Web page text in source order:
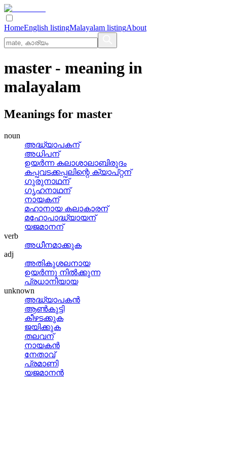
HomeEnglish listingMalayalam listingAbout
master- meaning in
malayalam
Meanings for master
noun
അദ്ധ്യാപകന്
അധിപന്
ഉയര്‍ന്ന കലാശാലാബിരുദം
കപ്പവടക്കപ്പലിന്റെ ക്യാപ്‌റ്റന്
ഗുരുനാഥന്
ഗൃഹനാഥന്
നായകന്
മഹാനായ കലാകാരന്
മഹോപാദ്ധ്യായന്
യജമാനന്
verb
അധീനമാക്കുക
adj
അതികുശലനായ
ഉയര്‍ന്നു നില്‍ക്കുന്ന
പ്രധാനിയായ
unknown
അദ്ധ്യാപകന്‍
ആണ്‍കുട്ടി
കീഴടക്കുക
ജയിക്കുക
തലവന്
നായകന്‍
നേതാവ്
പ്രമാണി
യജമാനന്‍